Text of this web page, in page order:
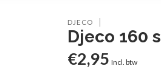
DJECO
Djeco 160
€2,95 Incl. btw